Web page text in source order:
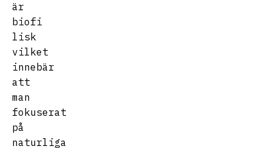
är
biofi
lisk
vilket
innebär
att
man
fokuserat
på
naturliga